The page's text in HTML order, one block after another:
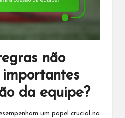
não
importantes
da equipe?
um papel crucial na